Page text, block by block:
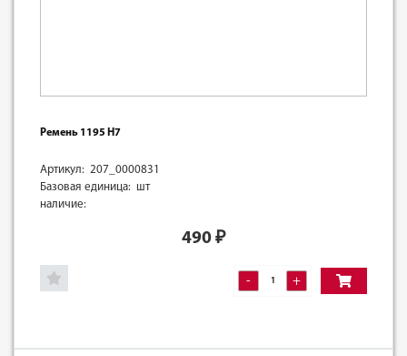
Ремень 1195 H7
Артикул: 207_0000831
Базовая единица: шт
наличие:
490 ₽
- +